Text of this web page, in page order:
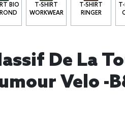
BIO
T-SHIRT
WORKWEAR
T-SHIRT
RINGER
De La
Velo -